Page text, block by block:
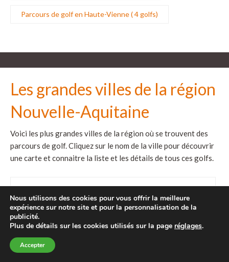
Parcours de golf en Haute-Vienne ( 4 golfs)
Les grandes villes de la région
Nouvelle-Aquitaine
Voici les plus grandes villes de la région où se trouvent des
parcours de golf. Cliquez sur le nom de la ville pour découvrir
une carte et connaitre la liste et les détails de tous ces golfs.
golfs à
Anglet (12
Nous utilisons des cookies pour vous offrir la meilleure
expérience sur notre site et pour la personnalisation de la
publicité.
Plus de détails sur les cookies utilisés sur la page réglages.
Accepter